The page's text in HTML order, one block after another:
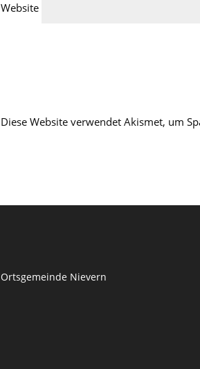
Website
Diese Website verwendet Akismet, um
Ortsgemeinde Nievern